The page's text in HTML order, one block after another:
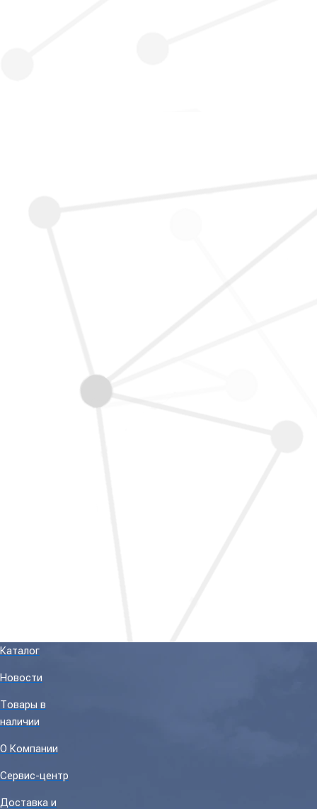
Каталог
Новости
Товары в
наличии
О Компании
Сервис-центр
Доставка и